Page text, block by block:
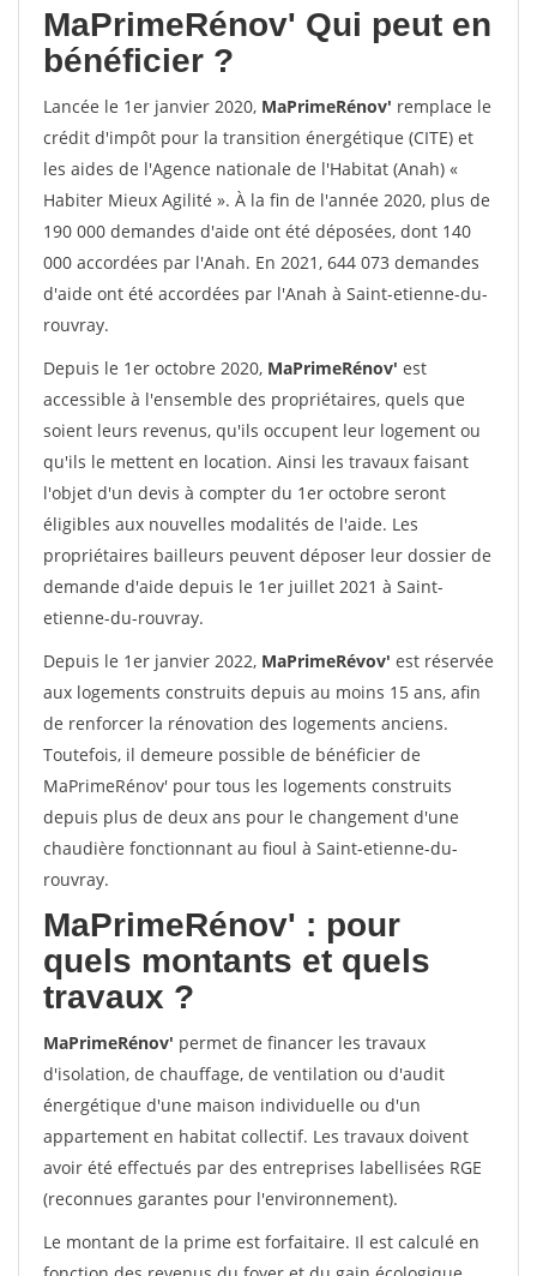
MaPrimeRénov' Qui peut en
bénéficier ?
Lancée le 1er janvier 2020, MaPrimeRénov' remplace le
crédit d'impôt pour la transition énergétique (CITE) et
les aides de l'Agence nationale de l'Habitat (Anah) «
Habiter Mieux Agilité ». À la fin de l'année 2020, plus de
190 000 demandes d'aide ont été déposées, dont 140
000 accordées par l'Anah. En 2021, 644 073 demandes
d'aide ont été accordées par l'Anah à Saint-etienne-du-
rouvray.
Depuis le 1er octobre 2020, MaPrimeRénov' est
accessible à l'ensemble des propriétaires, quels que
soient leurs revenus, qu'ils occupent leur logement ou
qu'ils le mettent en location. Ainsi les travaux faisant
l'objet d'un devis à compter du 1er octobre seront
éligibles aux nouvelles modalités de l'aide. Les
propriétaires bailleurs peuvent déposer leur dossier de
demande d'aide depuis le 1er juillet 2021 à Saint-
etienne-du-rouvray.
Depuis le 1er janvier 2022, MaPrimeRévov' est réservée
aux logements construits depuis au moins 15 ans, afin
de renforcer la rénovation des logements anciens.
Toutefois, il demeure possible de bénéficier de
MaPrimeRénov' pour tous les logements construits
depuis plus de deux ans pour le changement d'une
chaudière fonctionnant au fioul à Saint-etienne-du-
rouvray.
MaPrimeRénov' : pour
quels montants et quels
travaux ?
MaPrimeRénov' permet de financer les travaux
d'isolation, de chauffage, de ventilation ou d'audit
énergétique d'une maison individuelle ou d'un
appartement en habitat collectif. Les travaux doivent
avoir été effectués par des entreprises labellisées RGE
(reconnues garantes pour l'environnement).
Le montant de la prime est forfaitaire. Il est calculé en